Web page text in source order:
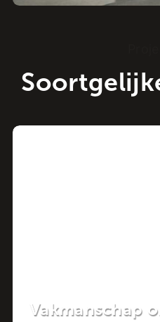
Vakmanschap